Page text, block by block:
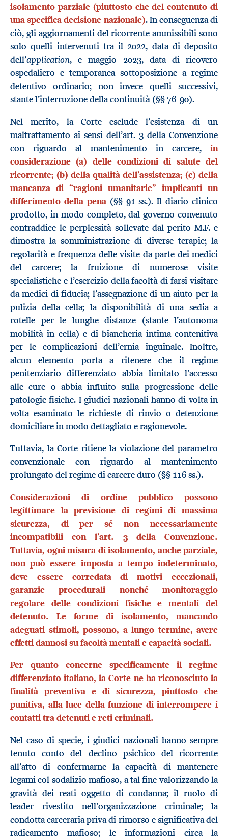
isolamento parziale (piuttosto che del contenuto di
una specifica decisione nazionale). In conseguenza di
ciò, gli aggiornamenti del ricorrente ammissibili sono
solo quelli intervenuti tra il 2022, data di deposito
dell’application, e maggio 2023, data di ricovero
ospedaliero e temporanea sottoposizione a regime
detentivo ordinario; non invece quelli successivi,
stante l’interruzione della continuità (§§ 76-90).
Nel merito, la Corte esclude l’esistenza di un
maltrattamento ai sensi dell’art. 3 della Convenzione
con riguardo al mantenimento in carcere, in
considerazione (a) delle condizioni di salute del
ricorrente; (b) della qualità dell’assistenza; (c) della
mancanza di “ragioni umanitarie” implicanti un
differimento della pena(§§ 91 ss.). Il diario clinico
prodotto, in modo completo, dal governo convenuto
contraddice le perplessità sollevate dal perito M.F. e
dimostra la somministrazione di diverse terapie; la
regolarità e frequenza delle visite da parte dei medici
del carcere; la fruizione di numerose visite
specialistiche e l’esercizio della facoltà di farsi visitare
da medici di fiducia; l’assegnazione di un aiuto per la
pulizia della cella; la disponibilità di una sedia a
rotelle per le lunghe distanze (stante l’autonoma
mobilità in cella) e di biancheria intima contenitiva
per le complicazioni dell’ernia inguinale. Inoltre,
alcun elemento porta a ritenere che il regime
penitenziario differenziato abbia limitato l’accesso
alle cure o abbia influito sulla progressione delle
patologie fisiche. I giudici nazionali hanno di volta in
volta esaminato le richieste di rinvio o detenzione
domiciliare in modo dettagliato e ragionevole.
Tuttavia, la Corte ritiene la violazione del parametro
convenzionale con riguardo al mantenimento
prolungato del regime di carcere duro (§§ 116 ss.).
Considerazioni di ordine pubblico possono
legittimare la previsione di regimi di massima
sicurezza, di per sé non necessariamente
incompatibili con l’art. 3 della Convenzione.
Tuttavia, ogni misura di isolamento, anche parziale,
non può essere imposta a tempo indeterminato,
deve essere corredata di motivi eccezionali,
garanzie procedurali nonché monitoraggio
regolare delle condizioni fisiche e mentali del
detenuto. Le forme di isolamento, mancando
adeguati stimoli, possono, a lungo termine, avere
effetti dannosi su facoltà mentali e capacità sociali.
Per quanto concerne specificamente il regime
differenziato italiano, la Corte ne ha riconosciuto la
finalità preventiva e di sicurezza, piuttosto che
punitiva, alla luce della funzione di interrompere i
contatti tra detenuti e reti criminali.
Nel caso di specie, i giudici nazionali hanno sempre
tenuto conto del declino psichico del ricorrente
all’atto di confermarne la capacità di mantenere
legami col sodalizio mafioso, a tal fine valorizzando la
gravità dei reati oggetto di condanna; il ruolo di
leader rivestito nell’organizzazione criminale; la
condotta carceraria priva di rimorso e significativa del
radicamento mafioso; le informazioni circa la